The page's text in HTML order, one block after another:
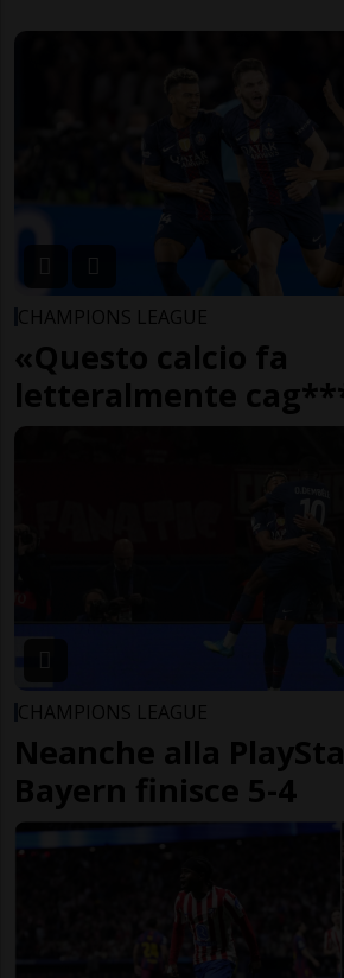
CHAMPIONS LEAGUE
«Questo calcio fa
letteralmente
CHAMPIONS LEAGUE
Neanche alla
Bayern finisce 5-4